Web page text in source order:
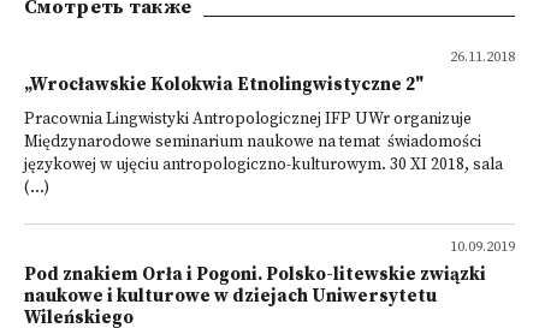
Смотреть также
26.11.2018
„Wrocławskie Kolokwia Etnolingwistyczne 2"
Pracownia Lingwistyki Antropologicznej IFP UWr organizuje
Międzynarodowe seminarium naukowe na temat świadomości
językowej w ujęciu antropologiczno-kulturowym. 30 XI 2018, sala
(...)
10.09.2019
Pod znakiem Orła i Pogoni. Polsko-litewskie związki
naukowe i kulturowe w dziejach Uniwersytetu
Wileńskiego